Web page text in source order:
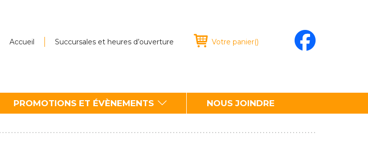
Accueil Succursales et heures d’ouverture Votre panier()
PROMOTIONS ET ÉVÈNEMENTS NOUS JOINDRE